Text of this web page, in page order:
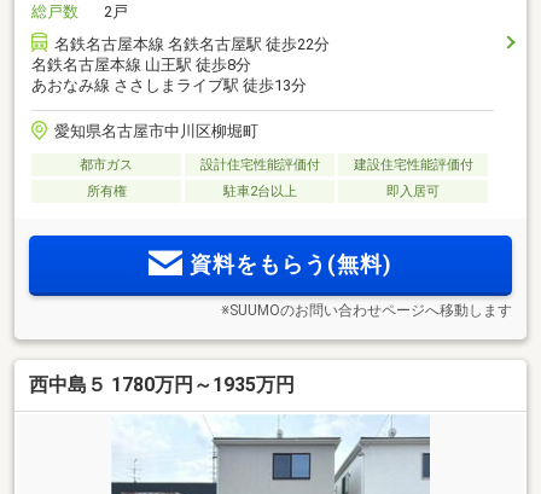
総戸数
2戸
名鉄名古屋本線 名鉄名古屋駅 徒歩22分
名鉄名古屋本線 山王駅 徒歩8分
あおなみ線 ささしまライブ駅 徒歩13分
愛知県名古屋市中川区柳堀町
都市ガス 設計住宅性能評価付
建設住宅性能評価付
所有権
駐車2台以上 即入居可
資料をもらう(無料)
※SUUMOのお問い合わせページへ移動します
西中島５ 1780万円～1935万円